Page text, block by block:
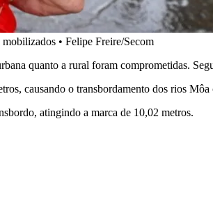
• Felipe Freire/Secom
quanto a rural foram comprometidas.
causando o transbordamento dos rios Môa
atingindo a marca de 10,02 metros.